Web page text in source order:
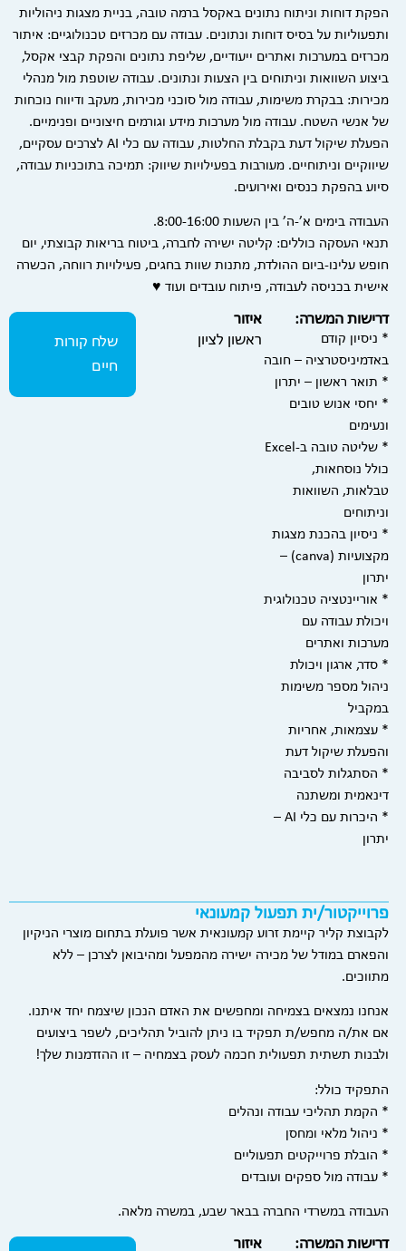
הפקת דוחות וניתוח נתונים באקסל ברמה טובה, בניית מצגות ניהוליות
ותפעוליות על בסיס דוחות ונתונים. עבודה עם מכרזים טכנולוגיים: איתור
מכרזים במערכות ואתרים ייעודיים, שליפת נתונים והפקת קבצי אקסל,
ביצוע השוואות וניתוחים בין הצעות ונתונים. עבודה שוטפת מול מנהלי
מכירות: בבקרת משימות, עבודה מול סוכני מכירות, מעקב ודיווח נוכחות
של אנשי השטח. עבודה מול מערכות מידע וגורמים חיצוניים ופנימיים.
הפעלת שיקול דעת בקבלת החלטות, עבודה עם כלי AI לצרכים עסקיים,
שיווקיים וניתוחיים. מעורבות בפעילויות שיווק: תמיכה בתוכניות עבודה,
סיוע בהפקת כנסים ואירועים.
העבודה בימים א’-ה’ בין השעות 8:00-16:00.
תנאי העסקה כוללים: קליטה ישירה לחברה, ביטוח בריאות קבוצתי, יום
חופש עלינו-ביום ההולדת, מתנות שוות בחגים, פעילויות רווחה, הכשרה
אישית בכניסה לעבודה, פיתוח עובדים ועוד ♥
דרישות המשרה:
* ניסיון קודם
באדמיניסטרציה – חובה
* תואר ראשון – יתרון
* יחסי אנוש טובים
ונעימים
* שליטה טובה ב-Excel
כולל נוסחאות,
טבלאות, השוואות
וניתוחים
* ניסיון בהכנת מצגות
מקצועיות (canva) –
יתרון
* אוריינטציה טכנולוגית
ויכולת עבודה עם
מערכות ואתרים
* סדר, ארגון ויכולת
ניהול מספר משימות
במקביל
* עצמאות, אחריות
והפעלת שיקול דעת
* הסתגלות לסביבה
דינאמית ומשתנה
* היכרות עם כלי AI –
יתרון
איזור
ראשון לציון
שלח קורות
חיים
פרוייקטור/ית תפעול קמעונאי
לקבוצת קליר קיימת זרוע קמעונאית אשר פועלת בתחום מוצרי הניקיון
והפארם במודל של מכירה ישירה מהמפעל ומהיבואן לצרכן – ללא
מתווכים.
אנחנו נמצאים בצמיחה ומחפשים את האדם הנכון שיצמח יחד איתנו.
אם את/ה מחפש/ת תפקיד בו ניתן להוביל תהליכים, לשפר ביצועים
ולבנות תשתית תפעולית חכמה לעסק בצמחיה – זו ההזדמנות שלך!
התפקיד כולל:
* הקמת תהליכי עבודה ונהלים
* ניהול מלאי ומחסן
* הובלת פרוייקטים תפעוליים
* עבודה מול ספקים ועובדים
העבודה במשרדי החברה בבאר שבע, במשרה מלאה.
דרישות המשרה: איזור